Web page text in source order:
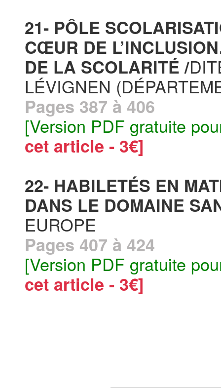
21- PÔLE
CŒUR DE
DE LA SCOLARITÉ /
LÉVIGNEN
Pages 387 à 406
[Version PDF gratuite
cet article - 3€]
22- HABILETÉS EN
DANS LE DOMAINE
EUROPE
Pages 407 à 424
[Version PDF gratuite
cet article - 3€]